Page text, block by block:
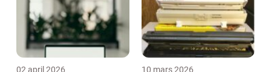
02 april 2026 10 mars 2026